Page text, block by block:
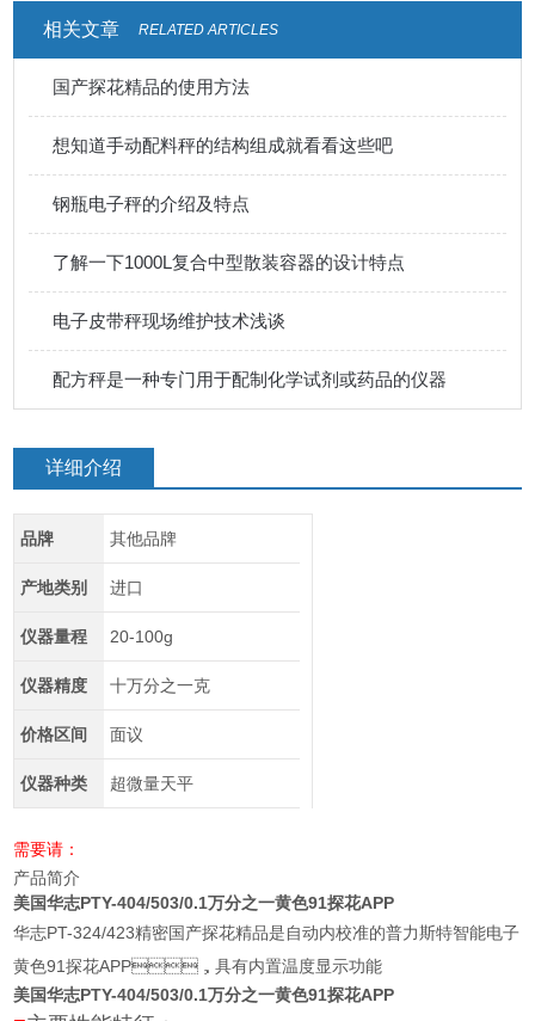
相关文章 RELATED ARTICLES
国产探花精品的使用方法
想知道手动配料秤的结构组成就看看这些吧
钢瓶电子秤的介绍及特点
了解一下1000L复合中型散装容器的设计特点
电子皮带秤现场维护技术浅谈
配方秤是一种专门用于配制化学试剂或药品的仪器
详细介绍
品牌 其他品牌
产地类别 进口
仪器量程 20-100g
仪器精度 十万分之一克
价格区间 面议
仪器种类 超微量天平
需要请：
产品简介
美国华志PTY-404/503/0.1万分之一黄色91探花APP
华志PT-324/423精密国产探花精品是自动内校准的普力斯特智能电子
黄色91探花APP，具有内置温度显示功能
美国华志PTY-404/503/0.1万分之一黄色91探花APP